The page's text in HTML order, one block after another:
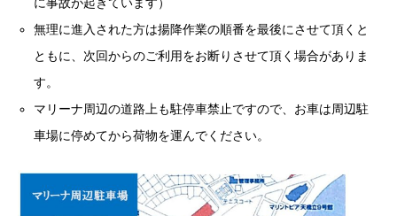
無理に進入された方は揚降作業の順番を最後にさせて頂くと
ともに、次回からのご利用をお断りさせて頂く場合がありま
す。
マリーナ周辺の道路上も駐停車禁止ですので、お車は周辺駐
車場に停めてから荷物を運んでください。